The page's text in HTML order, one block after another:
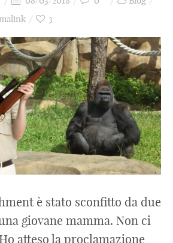
3
è stato sconfitto da due
giovane mamma. Non ci
atteso la proclamazione